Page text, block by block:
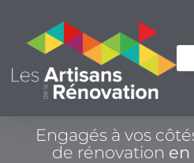
Engagés à vos
de rénovation